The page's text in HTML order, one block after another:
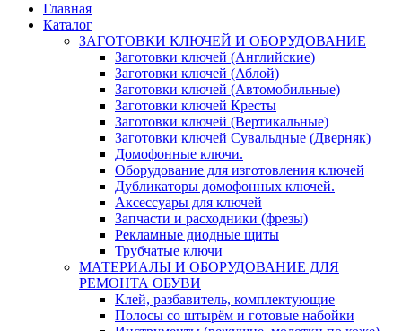
Главная
Каталог
ЗАГОТОВКИ КЛЮЧЕЙ И ОБОРУДОВАНИЕ
Заготовки ключей (Английские)
Заготовки ключей (Аблой)
Заготовки ключей (Автомобильные)
Заготовки ключей Кресты
Заготовки ключей (Вертикальные)
Заготовки ключей Сувальдные (Дверняк)
Домофонные ключи.
Оборудование для изготовления ключей
Дубликаторы домофонных ключей.
Аксессуары для ключей
Запчасти и расходники (фрезы)
Рекламные диодные щиты
Трубчатые ключи
МАТЕРИАЛЫ И ОБОРУДОВАНИЕ ДЛЯ
РЕМОНТА ОБУВИ
Клей, разбавитель, комплектующие
Полосы со штырём и готовые набойки